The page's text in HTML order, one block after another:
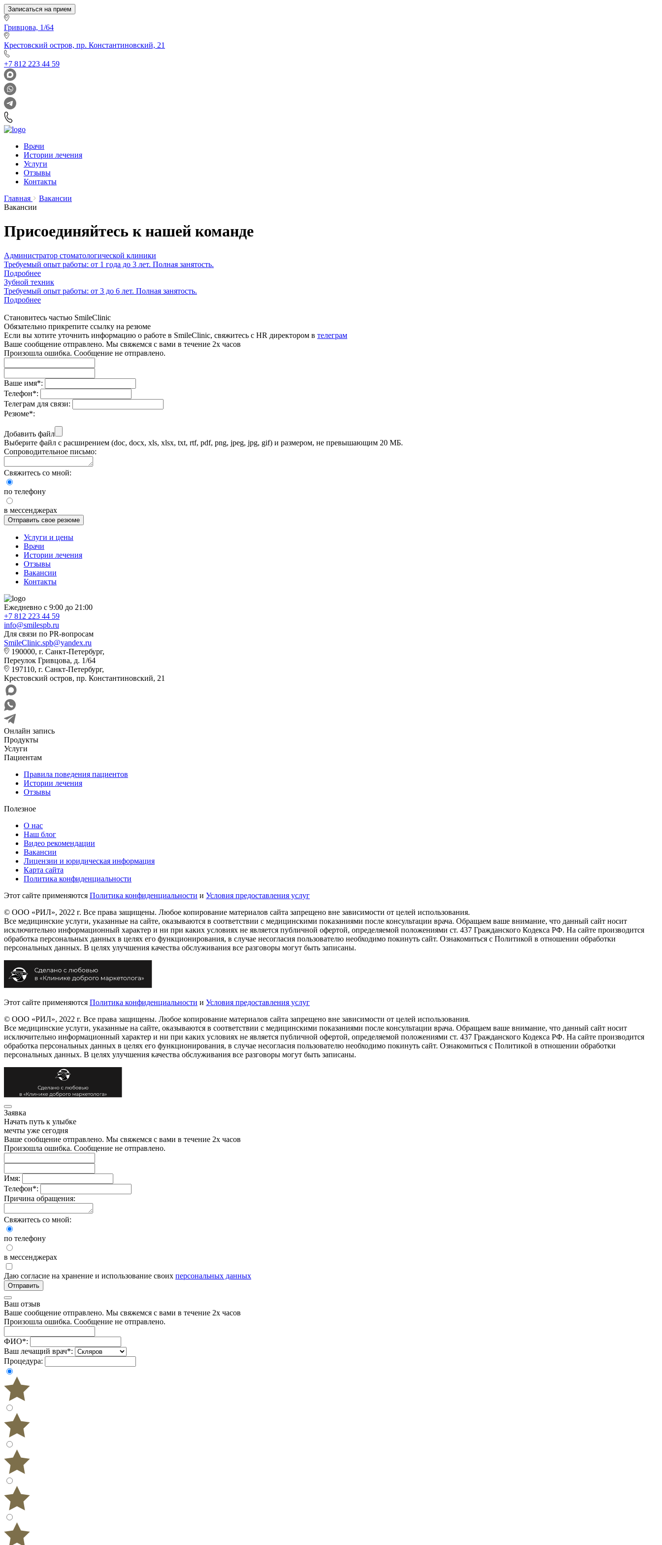
Записаться на прием
Гривцова, 1/64
Крестовский остров, пр. Константиновский, 21
+7 812 223 44 59
Врачи
Истории лечения
Услуги
Отзывы
Контакты
Главная
Вакансии
Вакансии
Присоединяйтесь к нашей команде
Администратор стоматологической клиники
Требуемый опыт работы: от 1 года до 3 лет. Полная занятость.
Подробнее
Зубной техник
Требуемый опыт работы: от 3 до 6 лет. Полная занятость.
Подробнее
Становитесь частью SmileClinic
Обязательно прикрепите ссылку на резюме
Если вы хотите уточнить информацию о работе в SmileClinic, свяжитесь с HR директором в телеграм
Ваше сообщение отправлено. Мы свяжемся с вами в течение 2х часов
Произошла ошибка. Сообщение не отправлено.
Ваше имя*:
Телефон*:
Телеграм для связи:
Резюме*:
Добавить файл
Выберите файл с расширением (doc, docx, xls, xlsx, txt, rtf, pdf, png, jpeg, jpg, gif) и размером, не превышающим 20 МБ.
Сопроводительное письмо:
Свяжитесь со мной:
по телефону
в мессенджерах
Отправить свое резюме
Услуги и цены
Врачи
Истории лечения
Отзывы
Вакансии
Контакты
Ежедневно с 9:00 до 21:00
+7 812 223 44 59
info@smilespb.ru
Для связи по PR-вопросам
SmileClinic.spb@yandex.ru
190000, г. Санкт-Петербург,
Переулок Гривцова, д. 1/64
197110, г. Санкт-Петербург,
Крестовский остров, пр. Константиновский, 21
Онлайн запись
Продукты
Услуги
Пациентам
Правила поведения пациентов
Истории лечения
Отзывы
Полезное
О нас
Наш блог
Видео рекомендации
Вакансии
Лицензии и юридическая информация
Карта сайта
Политика конфиденциальности
Этот сайте применяются Политика конфиденциальности и Условия предоставления услуг
© ООО «РИЛ», 2022 г. Все права защищены. Любое копирование материалов сайта запрещено вне зависимости от целей использования.
Все медицинские услуги, указанные на сайте, оказываются в соответствии с медицинскими показаниями после консультации врача. Обращаем ваше внимание, что данный сайт носит
исключительно информационный характер и ни при каких условиях не является публичной офертой, определяемой положениями ст. 437 Гражданского Кодекса РФ. На сайте производится
обработка персональных данных в целях его функционирования, в случае несогласия пользователю необходимо покинуть сайт. Ознакомиться с Политикой в отношении обработки
персональных данных. В целях улучшения качества обслуживания все разговоры могут быть записаны.
Этот сайте применяются Политика конфиденциальности и Условия предоставления услуг
© ООО «РИЛ», 2022 г. Все права защищены. Любое копирование материалов сайта запрещено вне зависимости от целей использования.
Все медицинские услуги, указанные на сайте, оказываются в соответствии с медицинскими показаниями после консультации врача. Обращаем ваше внимание, что данный сайт носит
исключительно информационный характер и ни при каких условиях не является публичной офертой, определяемой положениями ст. 437 Гражданского Кодекса РФ. На сайте производится
обработка персональных данных в целях его функционирования, в случае несогласия пользователю необходимо покинуть сайт. Ознакомиться с Политикой в отношении обработки
персональных данных. В целях улучшения качества обслуживания все разговоры могут быть записаны.
Заявка
Начать путь к улыбке
мечты уже сегодня
Ваше сообщение отправлено. Мы свяжемся с вами в течение 2х часов
Произошла ошибка. Сообщение не отправлено.
Имя:
Телефон*:
Причина обращения:
Свяжитесь со мной:
по телефону
в мессенджерах
Даю согласие на хранение и использование своих персональных данных
Отправить
Ваш отзыв
Ваше сообщение отправлено. Мы свяжемся с вами в течение 2х часов
Произошла ошибка. Сообщение не отправлено.
ФИО*:
Ваш лечащий врач*:
Процедура: